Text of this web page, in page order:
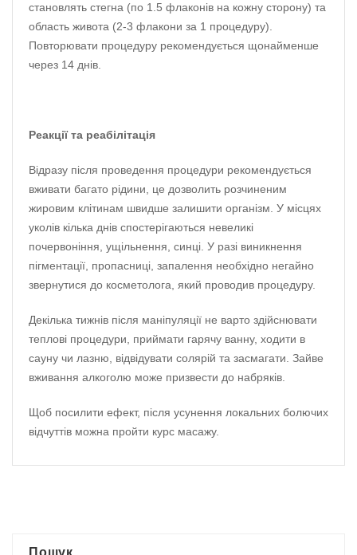
становлять стегна (по 1.5 флаконів на кожну сторону) та
область живота (2-3 флакони за 1 процедуру).
Повторювати процедуру рекомендується щонайменше
через 14 днів.
Реакції та реабілітація
Відразу після проведення процедури рекомендується
вживати багато рідини, це дозволить розчиненим
жировим клітинам швидше залишити організм. У місцях
уколів кілька днів спостерігаються невеликі
почервоніння, ущільнення, синці. У разі виникнення
пігментації, пропасниці, запалення необхідно негайно
звернутися до косметолога, який проводив процедуру.
Декілька тижнів після маніпуляції не варто здійснювати
теплові процедури, приймати гарячу ванну, ходити в
сауну чи лазню, відвідувати солярій та засмагати. Зайве
вживання алкоголю може призвести до набряків.
Щоб посилити ефект, після усунення локальних болючих
відчуттів можна пройти курс масажу.